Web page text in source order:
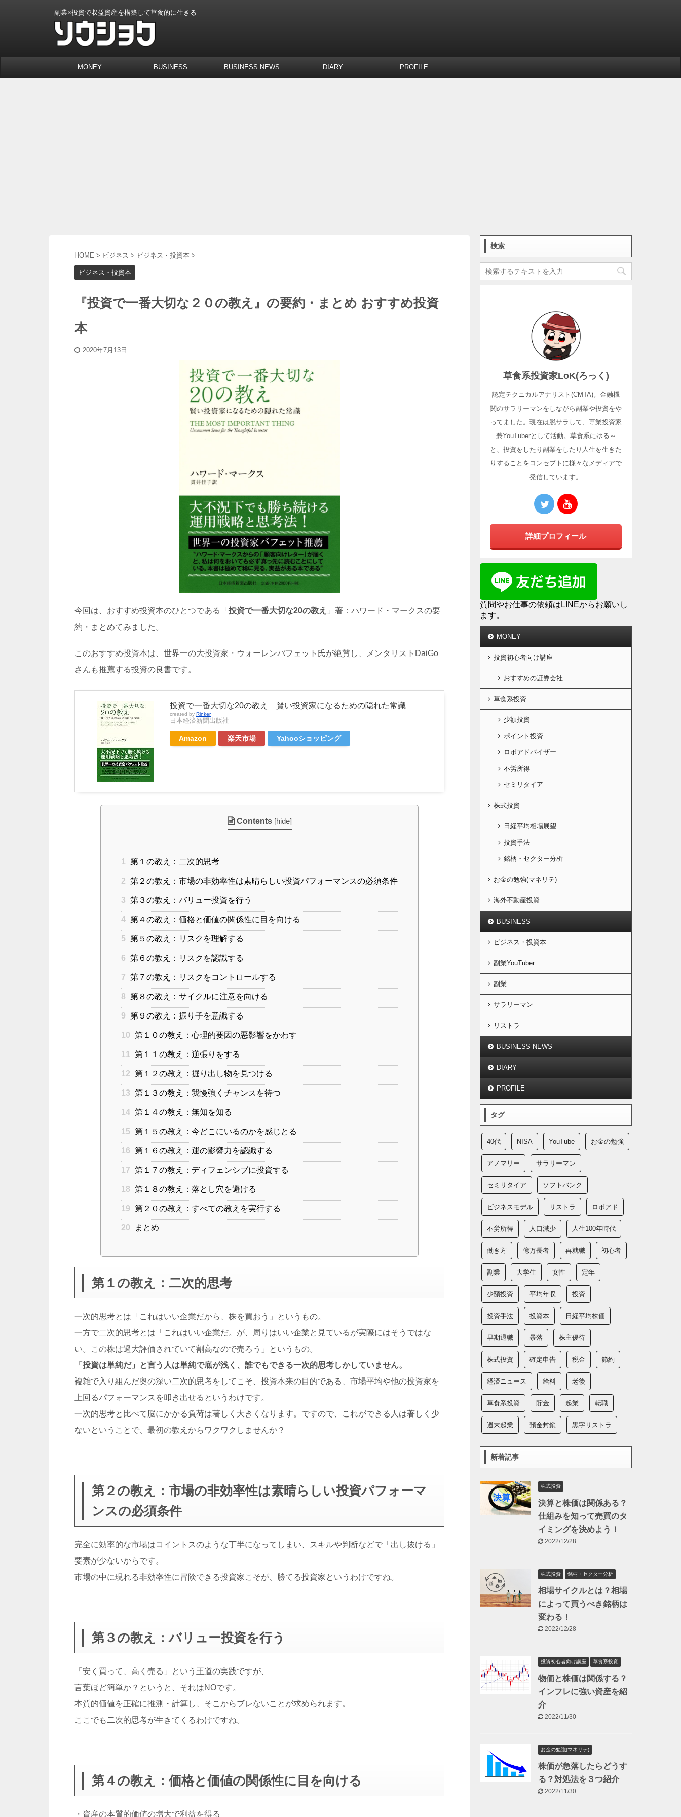
副業×投資で収益資産を構築して草食的に生きる
MONEY BUSINESS BUSINESS NEWS DIARY PROFILE
HOME > ビジネス > ビジネス・投資本 >
ビジネス・投資本
『投資で一番大切な２０の教え』の要約・まとめ おすすめ投資
本
2020年7月13日
今回は、おすすめ投資本のひとつである「 投資で一番大切な20の教え 」著：ハワード・マークスの要
約・まとめてみました。
このおすすめ投資本は、世界一の大投資家・ウォーレンバフェット氏が絶賛し、メンタリストDaiGo
さんも推薦する投資の良書です。
投資で一番大切な20の教え 賢い投資家になるための隠れた常識
created by Rinker
日本経済新聞出版社
Amazon 楽天市場 Yahooショッピング
Contents [hide]
1 第１の教え：二次的思考
2 第２の教え：市場の非効率性は素晴らしい投資パフォーマンスの必須条件
3 第３の教え：バリュー投資を行う
4 第４の教え：価格と価値の関係性に目を向ける
5 第５の教え：リスクを理解する
6 第６の教え：リスクを認識する
7 第７の教え：リスクをコントロールする
8 第８の教え：サイクルに注意を向ける
9 第９の教え：振り子を意識する
10 第１０の教え：心理的要因の悪影響をかわす
11 第１１の教え：逆張りをする
12 第１２の教え：掘り出し物を見つける
13 第１３の教え：我慢強くチャンスを待つ
14 第１４の教え：無知を知る
15 第１５の教え：今どこにいるのかを感じとる
16 第１６の教え：運の影響力を認識する
17 第１７の教え：ディフェンシブに投資する
18 第１８の教え：落とし穴を避ける
19 第２０の教え：すべての教えを実行する
20 まとめ
第１の教え：二次的思考
一次的思考とは「これはいい企業だから、株を買おう」というもの。
一方で二次的思考とは「これはいい企業だ。が、周りはいい企業と見ているが実際にはそうではな
い。この株は過大評価されていて割高なので売ろう」というもの。
「投資は単純だ」と言う人は単純で底が浅く、誰でもできる一次的思考しかしていません。
複雑で入り組んだ奥の深い二次的思考をしてこそ、投資本来の目的である、市場平均や他の投資家を
上回るパフォーマンスを叩き出せるというわけです。
一次的思考と比べて脳にかかる負荷は著しく大きくなります。ですので、これができる人は著しく少
ないということで、最初の教えからワクワクしませんか？
第２の教え：市場の非効率性は素晴らしい投資パフォーマ
ンスの必須条件
完全に効率的な市場はコイントスのような丁半になってしまい、スキルや判断などで「出し抜ける」
要素が少ないからです。
市場の中に現れる非効率性に冒険できる投資家こそが、勝てる投資家というわけですね。
第３の教え：バリュー投資を行う
「安く買って、高く売る」という王道の実践ですが、
言葉ほど簡単か？というと、それはNOです。
本質的価値を正確に推測・計算し、そこからブレないことが求められます。
ここでも二次的思考が生きてくるわけですね。
第４の教え：価格と価値の関係性に目を向ける
・資産の本質的価値の増大で利益を得る
検索
草食系投資家LoK(ろっく)
認定テクニカルアナリスト(CMTA)。金融機
関のサラリーマンをしながら副業や投資をや
ってました。現在は脱サラして、専業投資家
兼YouTuberとして活動。草食系にゆる～
と、投資をしたり副業をしたり人生を生きた
りすることをコンセプトに様々なメディアで
発信しています。
詳細プロフィール
質問やお仕事の依頼はLINEからお願いし
ます。
MONEY
投資初心者向け講座
おすすめの証券会社
草食系投資
少額投資
ポイント投資
ロボアドバイザー
不労所得
セミリタイア
株式投資
日経平均相場展望
投資手法
銘柄・セクター分析
お金の勉強(マネリテ)
海外不動産投資
BUSINESS
ビジネス・投資本
副業YouTuber
副業
サラリーマン
リストラ
BUSINESS NEWS
DIARY
PROFILE
タグ
40代 NISA YouTube お金の勉強
アノマリー サラリーマン
セミリタイア ソフトバンク
ビジネスモデル リストラ ロボアド
不労所得 人口減少 人生100年時代
働き方 億万長者 再就職 初心者
副業 大学生 女性 定年
少額投資 平均年収 投資
投資手法 投資本 日経平均株価
早期退職 暴落 株主優待
株式投資 確定申告 税金 節約
経済ニュース 給料 老後
草食系投資 貯金 起業 転職
週末起業 預金封鎖 黒字リストラ
新着記事
株式投資
決算と株価は関係ある？
仕組みを知って売買のタ
イミングを決めよう！
2022/12/28
株式投資 銘柄・セクター分析
相場サイクルとは？相場
によって買うべき銘柄は
変わる！
2022/12/28
投資初心者向け講座 草食系投資
物価と株価は関係する？
インフレに強い資産を紹
介
2022/11/30
お金の勉強(マネリテ)
株価が急落したらどうす
る？対処法を３つ紹介
2022/11/30